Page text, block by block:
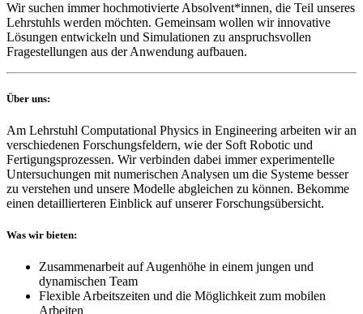
Wir suchen immer hochmotivierte Absolvent*innen, die Teil unseres
Lehrstuhls werden möchten. Gemeinsam wollen wir innovative
Lösungen entwickeln und Simulationen zu anspruchsvollen
Fragestellungen aus der Anwendung aufbauen.
Über uns:
Am Lehrstuhl Computational Physics in Engineering arbeiten wir an
verschiedenen Forschungsfeldern, wie der Soft Robotic und
Fertigungsprozessen. Wir verbinden dabei immer experimentelle
Untersuchungen mit numerischen Analysen um die Systeme besser
zu verstehen und unsere Modelle abgleichen zu können. Bekomme
einen detaillierteren Einblick auf unserer Forschungsübersicht.
Was wir bieten:
Zusammenarbeit auf Augenhöhe in einem jungen und
dynamischen Team
Flexible Arbeitszeiten und die Möglichkeit zum mobilen
Arbeiten